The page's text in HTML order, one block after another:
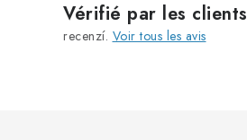
Vérifié par les clients
recenzí. Voir tous les avis